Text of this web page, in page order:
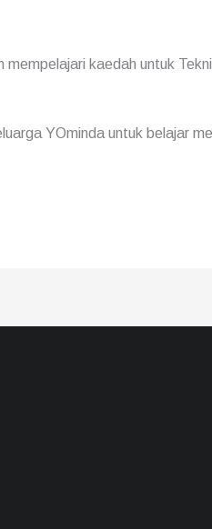
kaedah untuk
YOminda untuk belajar